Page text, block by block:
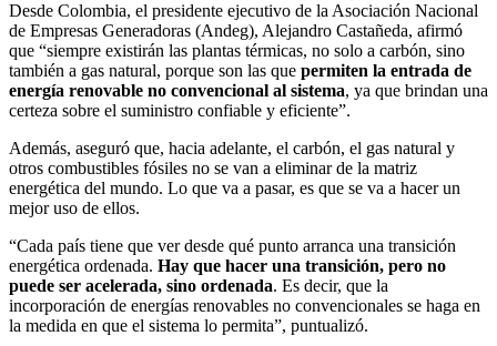
Desde Colombia, el presidente ejecutivo de la Asociación Nacional
de Empresas Generadoras (Andeg), Alejandro Castañeda, afirmó
que “siempre existirán las plantas térmicas, no solo a carbón, sino
también a gas natural, porque son las que permiten la entrada de
energía renovable no convencional al sistema, ya que brindan una
certeza sobre el suministro confiable y eficiente”.
Además, aseguró que, hacia adelante, el carbón, el gas natural y
otros combustibles fósiles no se van a eliminar de la matriz
energética del mundo. Lo que va a pasar, es que se va a hacer un
mejor uso de ellos.
“Cada país tiene que ver desde qué punto arranca una transición
energética ordenada. Hay que hacer una transición, pero no
puede ser acelerada, sino ordenada. Es decir, que la
incorporación de energías renovables no convencionales se haga en
la medida en que el sistema lo permita”, puntualizó.